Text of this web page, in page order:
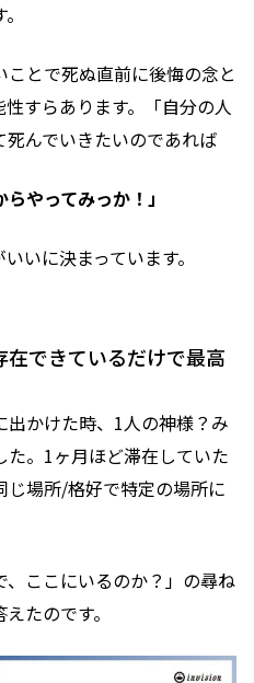
とで死ぬ直前に後悔の念と
すらあります。「自分の人
んでいきたいのであれば
やってみっか！」
いに決まっています。
できているだけで最高
かけた時、1人の神様？み
。1ヶ月ほど滞在していた
じ場所/格好で特定の場所に
ここにいるのか？」の尋ね
たのです。